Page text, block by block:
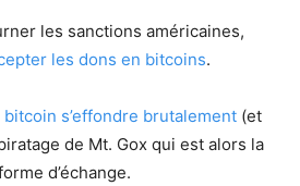
les sanctions américaines,
les dons en bitcoins.
s’effondre brutalement (et
de Mt. Gox qui est alors la
d’échange.